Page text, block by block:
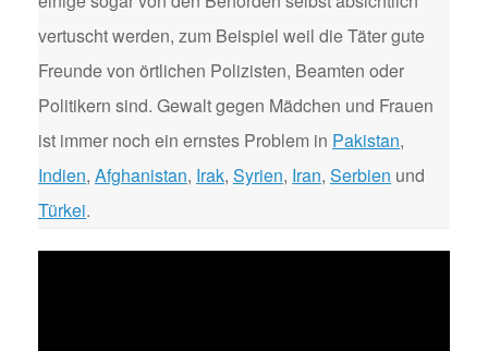
vertuscht werden, zum Beispiel weil die Täter gute
Freunde von örtlichen Polizisten, Beamten oder
Politikern sind. Gewalt gegen Mädchen und Frauen
ist immer noch ein ernstes Problem in Pakistan,
Indien, Afghanistan, Irak, Syrien, Iran, Serbien und
Türkei.